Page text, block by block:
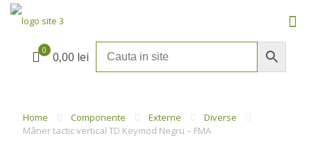
0 0,00 lei
Home Componente Externe
Diverse
Mâner tactic vertical TD Keymod Negru – FMA